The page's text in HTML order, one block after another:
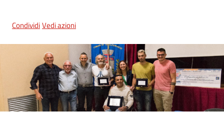
Servizi
on-
line
CondividiVedi azioni